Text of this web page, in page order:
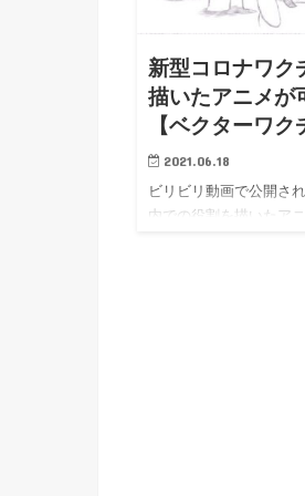
新型コロナワク
描いたアニメが
【ベクターワク
2021.06.18
ビリビリ動画で公開さ
内での役割を描いたア